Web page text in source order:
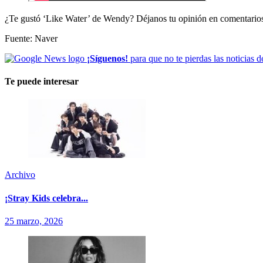
¿Te gustó ‘Like Water’ de Wendy? Déjanos tu opinión en
Fuente: Naver
¡Síguenos! para que no te pierdas las noticias
Te puede interesar
Archivo
¡Stray Kids celebra...
25 marzo, 2026